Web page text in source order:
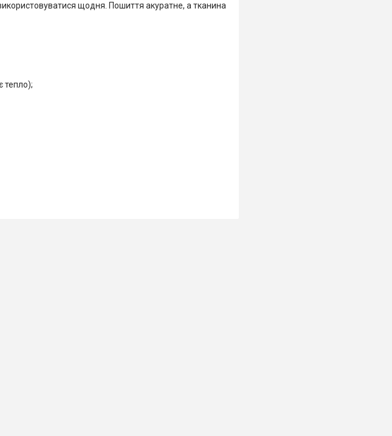
щодня. Пошиття акуратне, а тканина
тепло);